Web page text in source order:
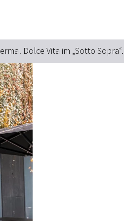
interessieren
Tickets
Übernachtung
Essen & Trinken
Automobil
Dolce Vita im „Sotto Sopra“.